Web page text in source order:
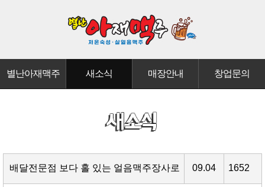
별난아재맥주 새소식 매장안내 창업문의
배달전문점 보다 홀 있는 얼음맥주장사로 09.04 1652